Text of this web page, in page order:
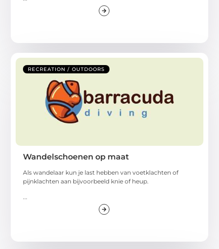
RECREATION / OUTDOORS
Wandelschoenen op maat
Als wandelaar kun je last hebben van voetklachten of
pijnklachten aan bijvoorbeeld knie of heup.